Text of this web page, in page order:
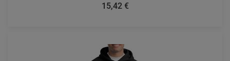
15,42 €